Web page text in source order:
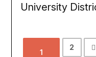
University
1
2